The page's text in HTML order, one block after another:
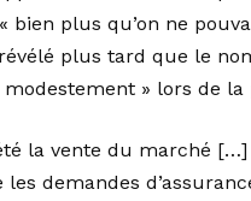
bien plus qu’on ne
plus tard que le
modestement » lors de
la vente du marché
demandes